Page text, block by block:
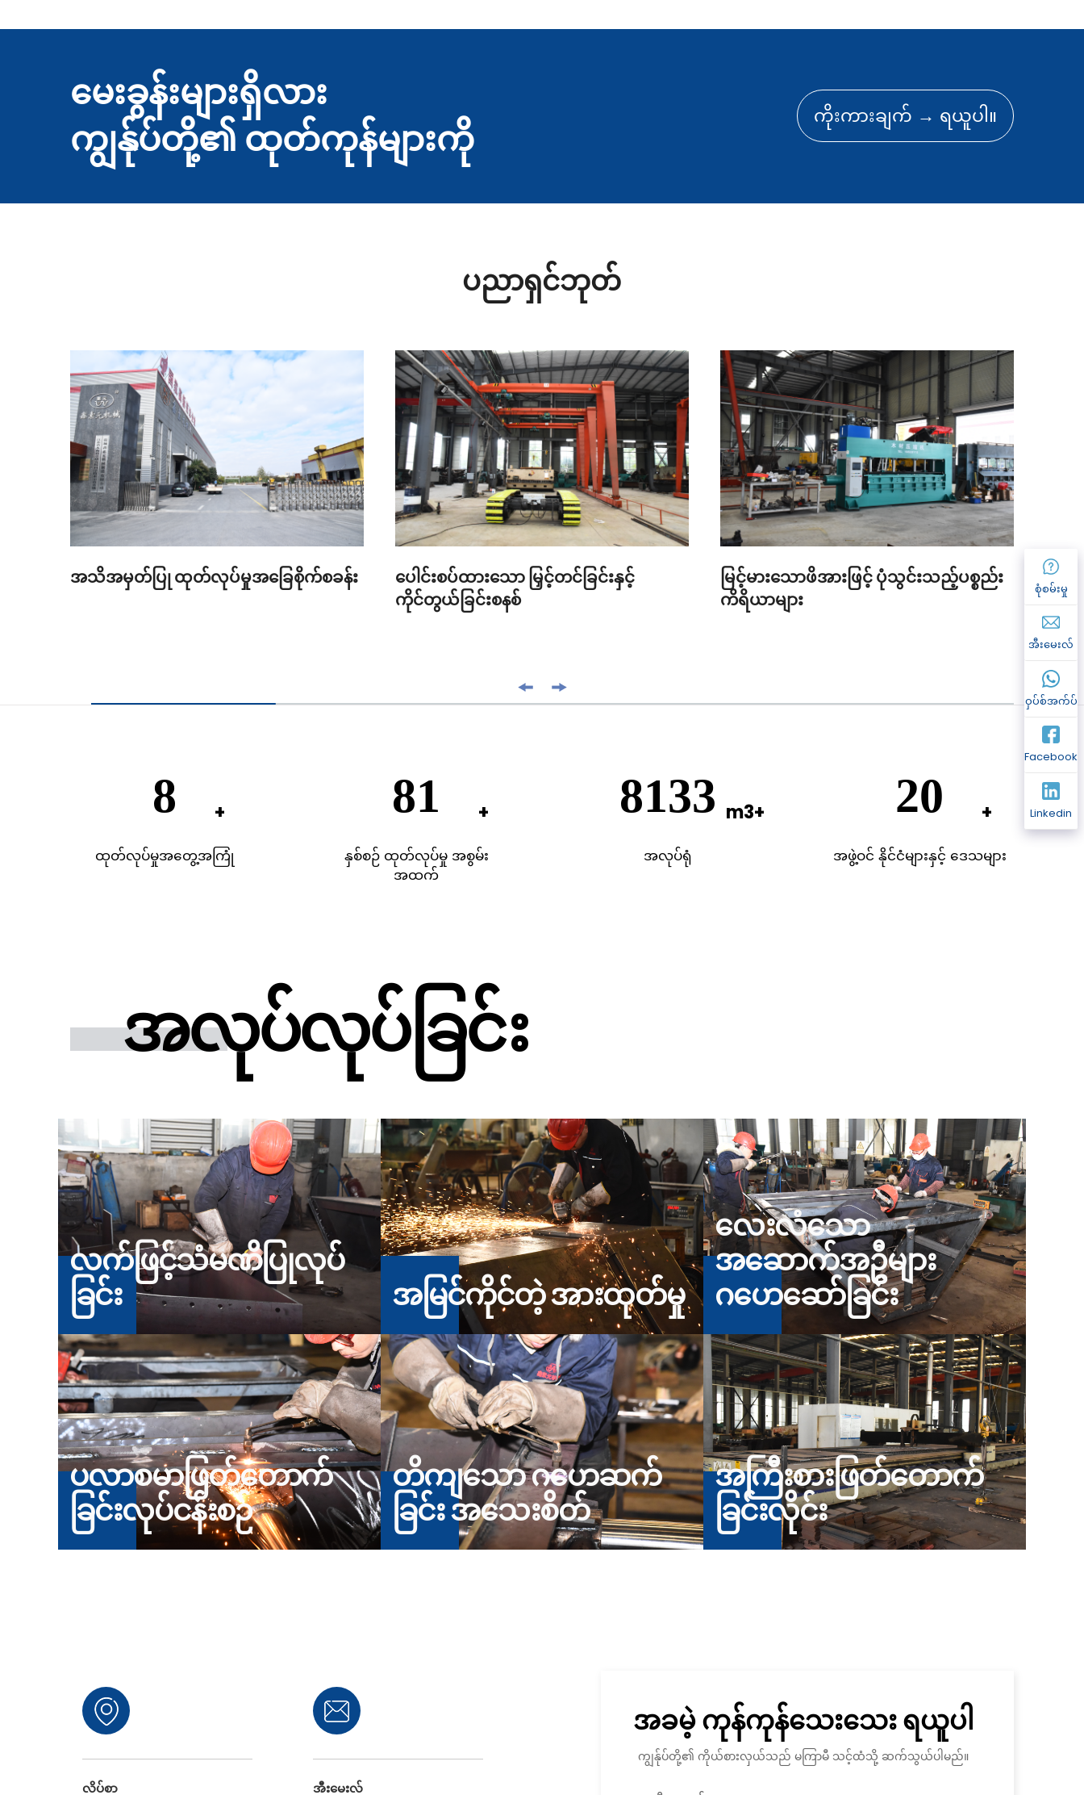
မေးခွန်းများရှိလား
ကျွန်ုပ်တို့၏ ထုတ်ကုန်များကို
ကိုးကားချက် → ရယူပါ။
ပညာရှင်ဘုတ်
အသိအမှတ်ပြု ထုတ်လုပ်မှုအခြေစိုက်စခန်း
ပေါင်းစပ်ထားသော မြှင့်တင်ခြင်းနှင့်
ကိုင်တွယ်ခြင်းစနစ်
မြင့်မားသောဖိအားဖြင့် ပုံသွင်းသည့်ပစ္စည်း
ကိရိယာများ
စက်မှု
ဧရိ
20
ထုတ်လုပ်မှုအတွေ့အကြုံ
196
နှစ်စဉ် ထုတ်လုပ်မှု အစွမ်း
အထက်
19600
အလုပ်ရုံ
49
အဖွဲ့ဝင် နိုင်ငံများနှင့် ဒေသများ
အလုပ်လုပ်ခြင်း
လက်ဖြင့်သံမဏိပြုလုပ်
ခြင်း
အမြင်ကိုင်တဲ့ အားထုတ်မှု
လေးလံသော
အဆောက်အဦများ
ဂဟေဆော်ခြင်း
ပလာစမာဖြတ်တောက်
ခြင်းလုပ်ငန်းစဉ်
တိကျသော ဂဟေဆက်
ခြင်း အသေးစိတ်
အကြီးစားဖြတ်တောက်
ခြင်းလိုင်း
လိပ်စာ အီးမေးလ်
အခမဲ့ ကုန်ကုန်သေးသေး ရယူပါ
ကျွန်ုပ်တို့၏ ကိုယ်စားလှယ်သည် မကြာမီ သင့်ထံသို့ ဆက်သွယ်ပါမည်။
စုံစမ်းမှု
အီးမေးလ်
ဝှပ်စ်အက်ပ်
Facebook
Linkedin